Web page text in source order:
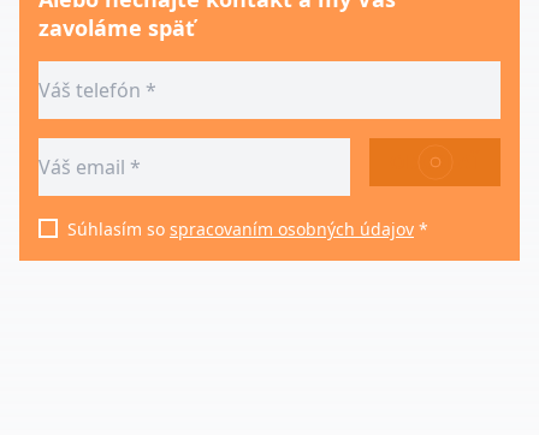
zavoláme späť
ODOSLAŤ
Súhlasím so spracovaním osobných údajov *